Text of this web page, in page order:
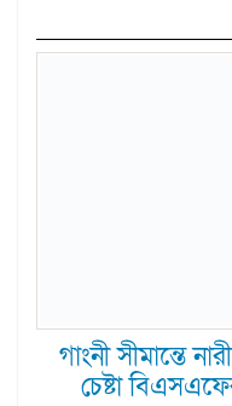
গাংনী সীমান্তে
চেষ্টা